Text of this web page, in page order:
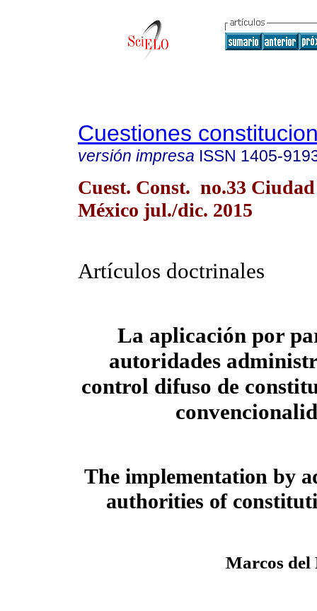
Cuestiones
versión impresa ISSN 1405-
Cuest. Const. no.33
México jul./dic. 2015
Artículos doctrinales
La aplicación por
autoridades
control difuso de
The implementation by
authorities of
Marcos del